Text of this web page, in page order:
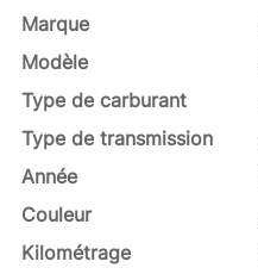
Marque
Modèle
Type de carburant
Type de transmission
Année
Couleur
Kilométrage